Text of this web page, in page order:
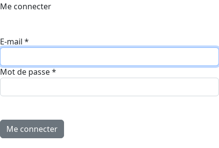
Me connecter
E-mail *
Mot de passe*